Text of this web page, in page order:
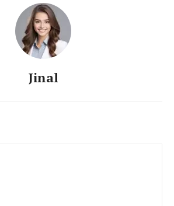
Jinal